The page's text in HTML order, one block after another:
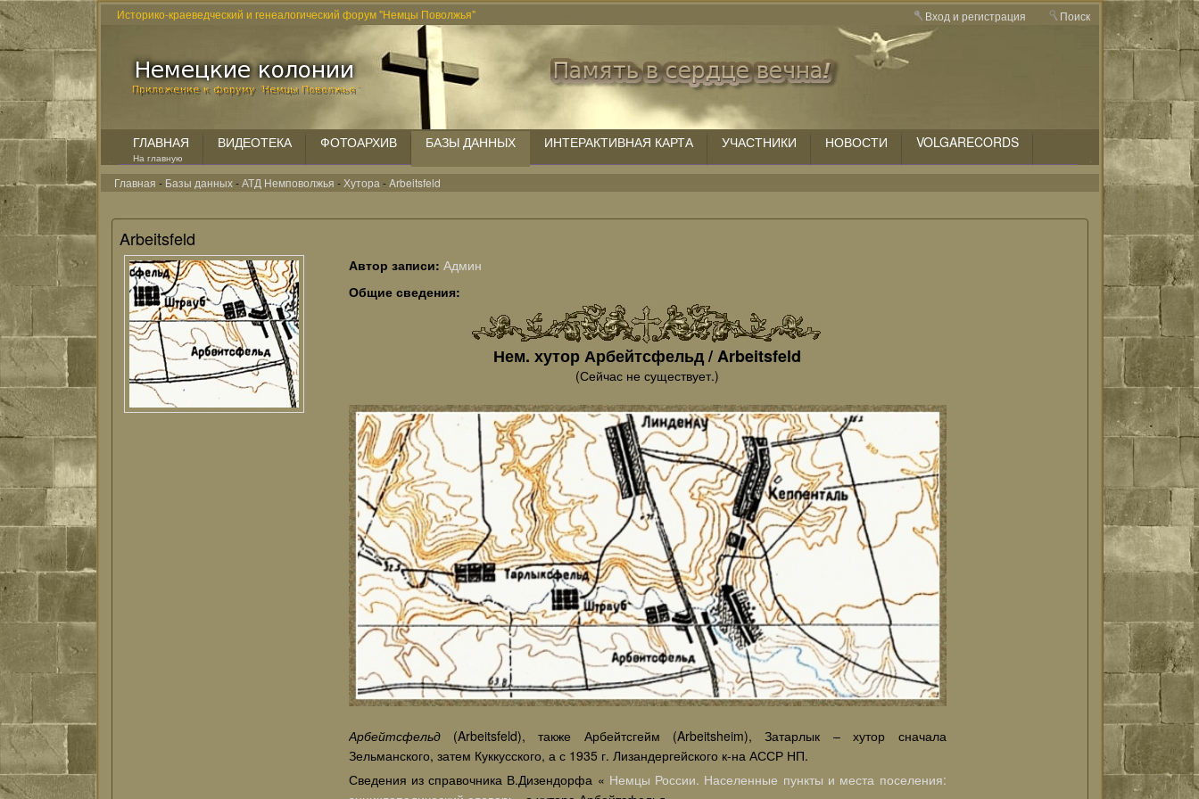
Историко-краеведческий и генеалогический форум "Немцы Поволжья" Вход и регистрация Поиск
ГЛАВНАЯ
На главную
ВИДЕОТЕКА ФОТОАРХИВ БАЗЫ ДАННЫХ ИНТЕРАКТИВНАЯ КАРТА УЧАСТНИКИ НОВОСТИ VOLGARECORDS
Главная - Базы данных-АТД Немповолжья -Хутора -Arbeitsfeld
Arbeitsfeld
Автор записи: Админ
Общие сведения:
Нем. хутор Арбейтсфельд / Arbeitsfeld
(Сейчас не существует.)
Арбейтсфельд(Arbeitsfeld), также Арбейтсгейм (Arbeitsheim), Затарлык – хутор сначала
Зельманского, затем Куккусского, а с 1935 г. Лизандергейского к-на АССР НП.
Сведения из справочника В.Дизендорфа « Немцы России. Населенные пункты и места поселения: